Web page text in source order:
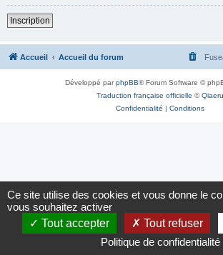
Inscription
Accueil Accueil du forum
Développé parphpBB® Forum Software ©
Traduction française officielle ©Qiaeru
Confidentialité | Conditions
Ce site utilise des cookies et vous donne le
vous souhaitez activer
Tout accepter
Tout refuser
Politique de confidentialité